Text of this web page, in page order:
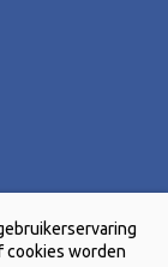
cookies worden